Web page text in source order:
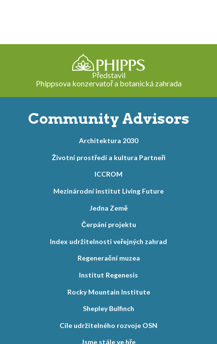
Představil
Phippsova konzervatoř a botanická zahrada
Community Advisors
Architektura 2030
Životní prostředí a kultura Partneři
ICCROM
Mezinárodní institut Living Future
Jedna Země
Čerpání projektu
Index udržitelnosti veřejných zahrad
Regenerační muzea
Institut Regenesis
Rocky Mountain Institute
Shepley Bulfinch
Cíle udržitelného rozvoje OSN
Jsme stále ve hře